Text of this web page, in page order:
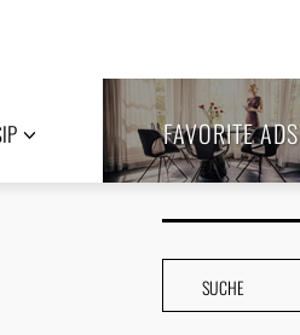
FAVORITE ADS